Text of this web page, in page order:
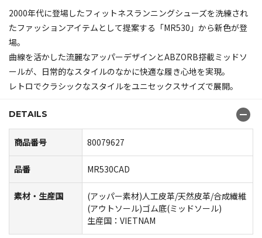
2000年代に登場したフィットネスランニングシューズを洗練され
たファッションアイテムとして提案する「MR530」から新色が登
場。
曲線を活かした流麗なアッパーデザインとABZORB搭載ミッドソ
ールが、日常的なスタイルのなかに快適な履き心地を実現。
レトロでクラシックなスタイルをユニセックスサイズで展開。
DETAILS
商品番号 80079627
品番 MR530CAD
素材・生産国
(アッパー素材)人工皮革/天然皮革/合成繊維
(アウトソール)ゴム底(ミッドソール)
生産国：VIETNAM